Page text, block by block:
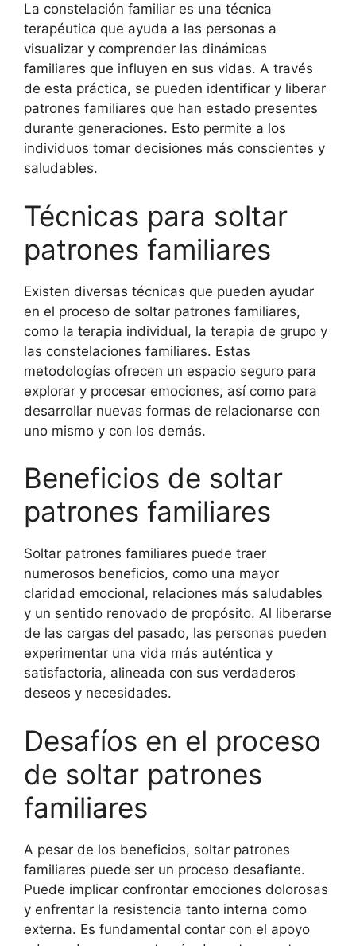
La constelación familiar es una técnica
terapéutica que ayuda a las personas a
visualizar y comprender las dinámicas
familiares que influyen en sus vidas. A través
de esta práctica, se pueden identificar y liberar
patrones familiares que han estado presentes
durante generaciones. Esto permite a los
individuos tomar decisiones más conscientes y
saludables.
Técnicas para soltar
patrones familiares
Existen diversas técnicas que pueden ayudar
en el proceso de soltar patrones familiares,
como la terapia individual, la terapia de grupo y
las constelaciones familiares. Estas
metodologías ofrecen un espacio seguro para
explorar y procesar emociones, así como para
desarrollar nuevas formas de relacionarse con
uno mismo y con los demás.
Beneficios de soltar
patrones familiares
Soltar patrones familiares puede traer
numerosos beneficios, como una mayor
claridad emocional, relaciones más saludables
y un sentido renovado de propósito. Al liberarse
de las cargas del pasado, las personas pueden
experimentar una vida más auténtica y
satisfactoria, alineada con sus verdaderos
deseos y necesidades.
Desafíos en el proceso
de soltar patrones
familiares
A pesar de los beneficios, soltar patrones
familiares puede ser un proceso desafiante.
Puede implicar confrontar emociones dolorosas
y enfrentar la resistencia tanto interna como
externa. Es fundamental contar con el apoyo